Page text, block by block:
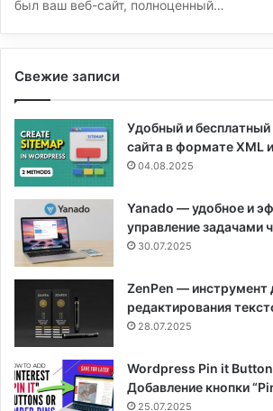
был ваш веб-сайт, полноценный…
Свежие записи
Удобный и бесплатный
сайта в формате XML
04.08.2025
Yanado — удобное и
управление задачами
30.07.2025
ZenPen — инструмент
редактирования
28.07.2025
Wordpress Pin it
Добавление кнопки
25.07.2025